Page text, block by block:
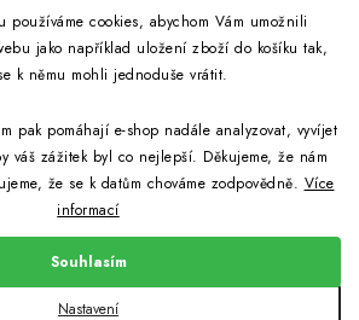
používáme cookies, abychom Vám umožnili
jako například uložení zboží do košíku tak,
k němu mohli jednoduše vrátit.
pak pomáhají e-shop nadále analyzovat, vyvíjet
váš zážitek byl co nejlepší. Děkujeme, že nám
že se k datům chováme zodpovědně. Více
informací
Nastavení
Souhlasím
vás
platby
čistící vlastnosti
přírodou
jak pro zákazníky, tak pro přírodu
Outdoorstuff.cz. Všechna práva vyhrazena.